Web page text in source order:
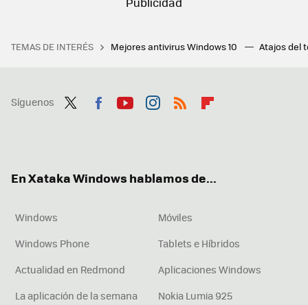
TEMAS DE INTERÉS Mejores antivirus Windows 10 Atajos del
Síguenos
En Xataka Windows hablamos de...
Windows
Móviles
Windows Phone
Tablets e Híbridos
Actualidad en Redmond
Aplicaciones Windows
La aplicación de la semana
Nokia Lumia 925